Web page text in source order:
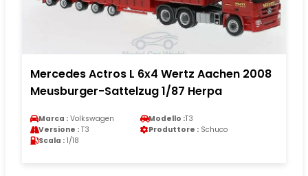
Mercedes Actros L 6x4 Wertz Aachen 2008
Meusburger-Sattelzug 1/87 Herpa
Marca : Volkswagen Modello :T3
Versione : T3 Produttore : Schuco
Scala : 1/18